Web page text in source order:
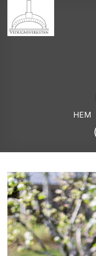
content
HEM